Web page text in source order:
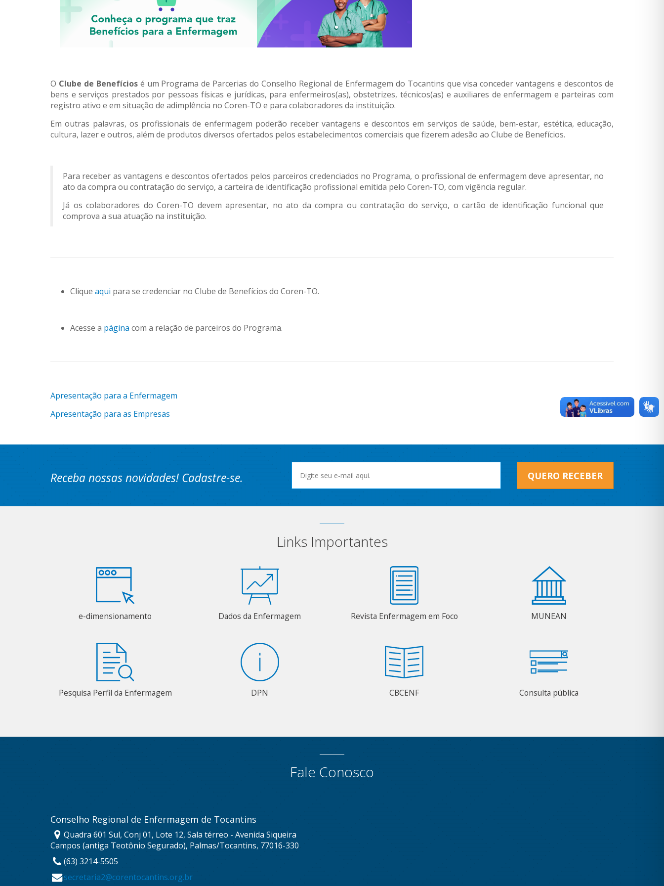
O Clube de Benefíciosé um Programa de Parcerias do Conselho Regional de Enfermagem do Tocantins que visa conceder vantagens e descontos de
bens e serviços prestados por pessoas físicas e jurídicas, para enfermeiros(as), obstetrizes, técnicos(as) e auxiliares de enfermagem e parteiras com
registro ativo e em situação de adimplência no Coren-TO e para colaboradores da instituição.
Em outras palavras, os profissionais de enfermagem poderão receber vantagens e descontos em serviços de saúde, bem-estar, estética, educação,
cultura, lazer e outros, além de produtos diversos ofertados pelos estabelecimentos comerciais que fizerem adesão ao Clube de Benefícios.
Para receber as vantagens e descontos ofertados pelos parceiros credenciados no Programa, o profissional de enfermagem deve apresentar, no
ato da compra ou contratação do serviço, a carteira de identificação profissional emitida pelo Coren-TO, com vigência regular.
Já os colaboradores do Coren-TO devem apresentar, no ato da compra ou contratação do serviço, o cartão de identificação funcional que
comprova a sua atuação na instituição.
Clique aqui para se credenciar no Clube de Benefícios do Coren-TO.
Acesse a página com a relação de parceiros do Programa.
Apresentação para a Enfermagem
Apresentação para as Empresas
Receba nossas novidades! Cadastre-se. QUERO RECEBER
Links Importantes
e-dimensionamento Dados da Enfermagem Revista Enfermagem em Foco MUNEAN
Pesquisa Perfil da Enfermagem DPN CBCENF Consulta pública
Fale Conosco
Conselho Regional de Enfermagem de Tocantins
Quadra 601 Sul, Conj 01, Lote 12, Sala térreo - Avenida Siqueira
Campos (antiga Teotônio Segurado), Palmas/Tocantins, 77016-330
(63) 3214-5505
secretaria2@corentocantins.org.br